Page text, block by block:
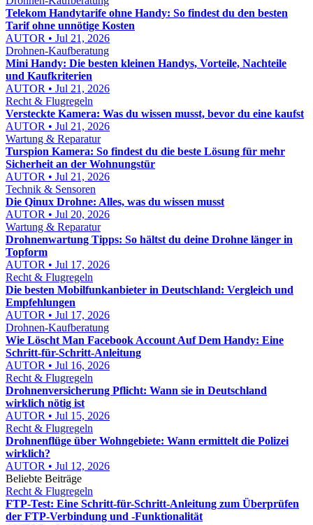
Telekom Handytarife ohne Handy: So findest du den besten
Tarif ohne unnötige Kosten
AUTOR • Jul 21, 2026
Drohnen-Kaufberatung
Mini Handy: Die besten kleinen Handys, Vorteile, Nachteile
und Kaufkriterien
AUTOR • Jul 21, 2026
Recht & Flugregeln
Versteckte Kamera: Was du wissen musst, bevor du eine kaufst
AUTOR • Jul 21, 2026
Wartung & Reparatur
Turspion Kamera: So findest du die beste Lösung für mehr
Sicherheit an der Wohnungstür
AUTOR • Jul 21, 2026
Technik & Sensoren
Die Qinux Drohne: Alles, was du wissen musst
AUTOR • Jul 20, 2026
Wartung & Reparatur
Drohnenwartung Tipps: So hältst du deine Drohne länger in
Topform
AUTOR • Jul 17, 2026
Recht & Flugregeln
Die besten Mobilfunkanbieter in Deutschland: Vergleich und
Empfehlungen
AUTOR • Jul 17, 2026
Drohnen-Kaufberatung
Wie Löscht Man Facebook Account Auf Dem Handy: Eine
Schritt-für-Schritt-Anleitung
AUTOR • Jul 16, 2026
Recht & Flugregeln
Drohnenversicherung Pflicht: Wann sie in Deutschland
wirklich nötig ist
AUTOR • Jul 15, 2026
Recht & Flugregeln
Drohnenflüge über Wohngebiete: Wann ermittelt die Polizei
wirklich?
AUTOR • Jul 12, 2026
Beliebte Beiträge
Recht & Flugregeln
FTP-Test: Eine Schritt-für-Schritt-Anleitung zum Überprüfen
der FTP-Verbindung und -Funktionalität